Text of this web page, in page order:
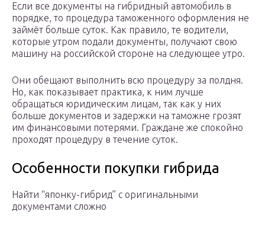
Если все документы на гибридный автомобиль в
порядке, то процедура таможенного оформления не
займёт больше суток. Как правило, те водители,
которые утром подали документы, получают свою
машину на российской стороне на следующее утро.
Они обещают выполнить всю процедуру за полдня.
Но, как показывает практика, к ним лучше
обращаться юридическим лицам, так как у них
больше документов и задержки на таможне грозят
им финансовыми потерями. Граждане же спокойно
проходят процедуру в течение суток.
Особенности покупки гибрида
Найти “японку-гибрид” с оригинальными
документами сложно